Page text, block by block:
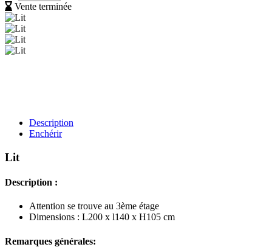
Vente terminée
Description
Enchérir
Lit
Description :
Attention se trouve au 3ème étage
Dimensions : L200 x l140 x H105 cm
Remarques générales: